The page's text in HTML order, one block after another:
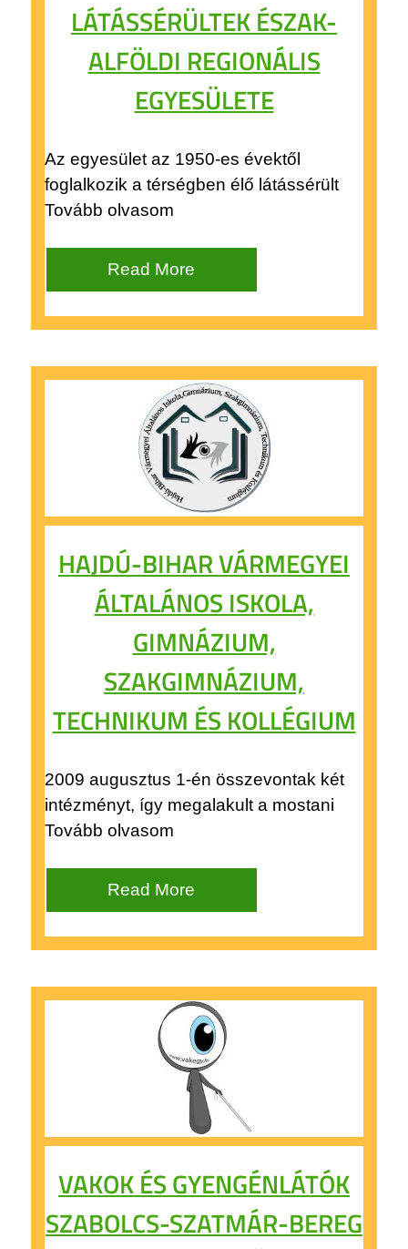
LÁTÁSSÉRÜLTEK ÉSZAK-
ALFÖLDI REGIONÁLIS
EGYESÜLETE
Az egyesület az 1950-es évektől
foglalkozik a térségben élő látássérült
Tovább olvasom
Read More
HAJDÚ-BIHAR VÁRMEGYEI
ÁLTALÁNOS ISKOLA,
GIMNÁZIUM,
SZAKGIMNÁZIUM,
TECHNIKUM ÉS KOLLÉGIUM
2009 augusztus 1-én összevontak két
intézményt, így megalakult a mostani
Tovább olvasom
Read More
VAKOK ÉS GYENGÉNLÁTÓK
SZABOLCS-SZATMÁR-BEREG